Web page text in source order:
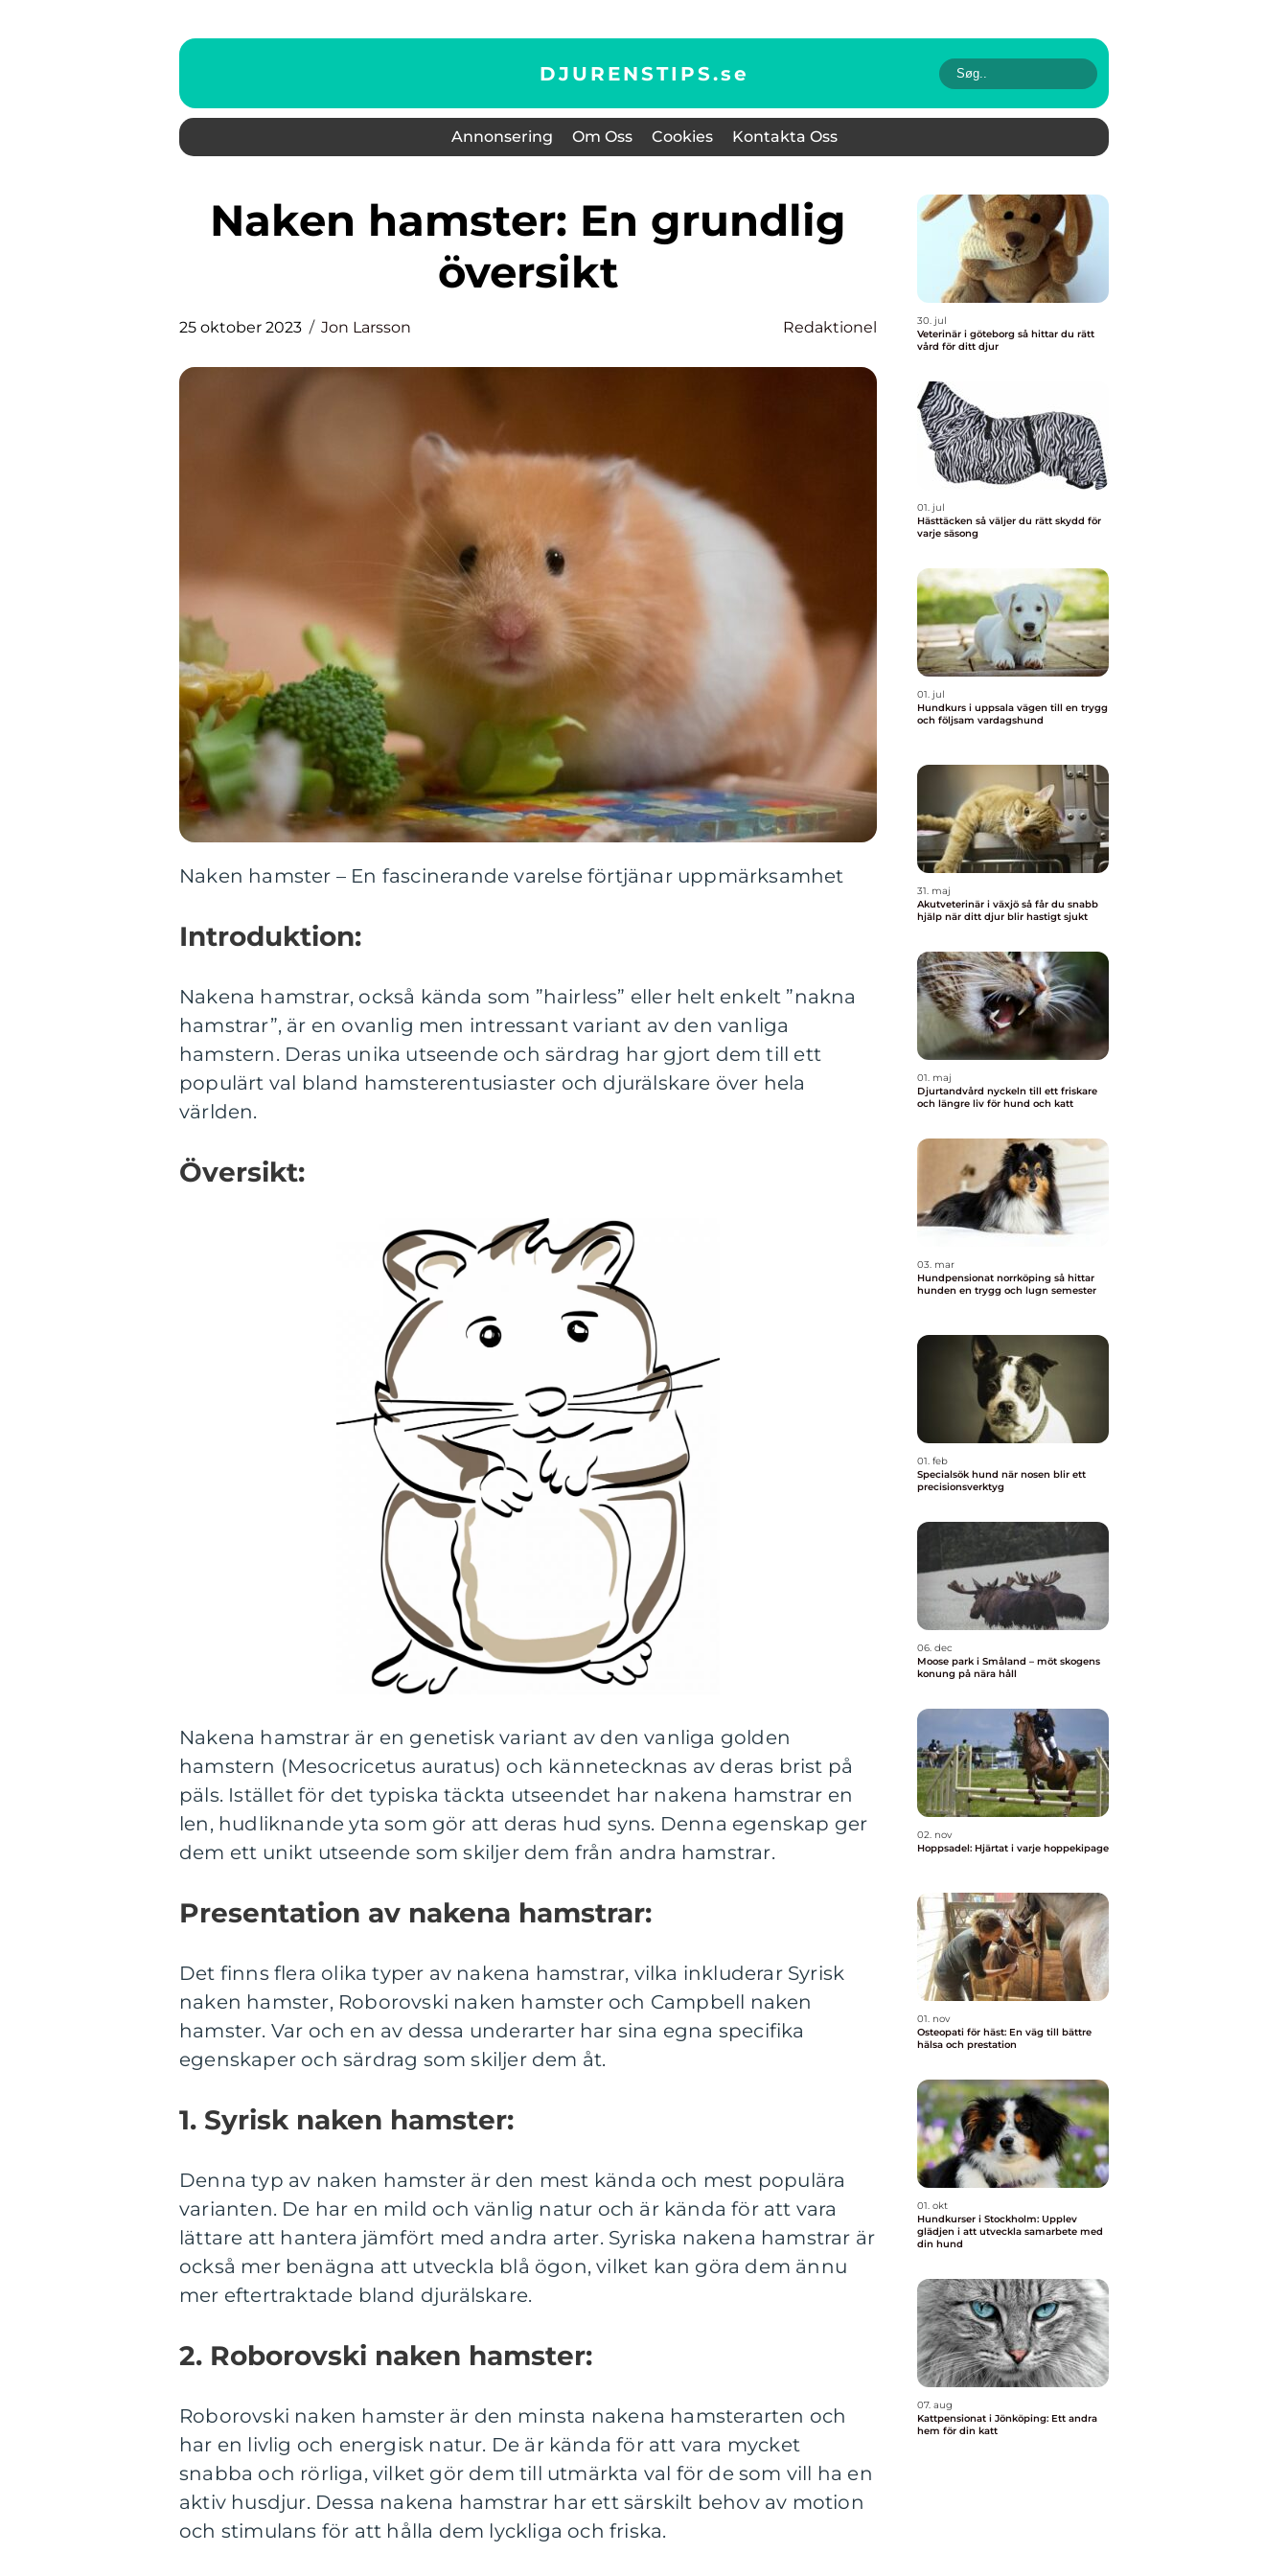
DJURENSTIPS.se
Annonsering Om Oss Cookies Kontakta Oss
Naken hamster: En grundlig
översikt
25 oktober 2023 Jon Larsson Redaktionel
Naken hamster – En fascinerande varelse förtjänar uppmärksamhet
Introduktion:
Nakena hamstrar, också kända som ”hairless” eller helt enkelt ”nakna
hamstrar”, är en ovanlig men intressant variant av den vanliga
hamstern. Deras unika utseende och särdrag har gjort dem till ett
populärt val bland hamsterentusiaster och djurälskare över hela
världen.
Översikt:
Nakena hamstrar är en genetisk variant av den vanliga golden
hamstern (Mesocricetus auratus) och kännetecknas av deras brist på
päls. Istället för det typiska täckta utseendet har nakena hamstrar en
len, hudliknande yta som gör att deras hud syns. Denna egenskap ger
dem ett unikt utseende som skiljer dem från andra hamstrar.
Presentation av nakena hamstrar:
Det finns flera olika typer av nakena hamstrar, vilka inkluderar Syrisk
naken hamster, Roborovski naken hamster och Campbell naken
hamster. Var och en av dessa underarter har sina egna specifika
egenskaper och särdrag som skiljer dem åt.
1. Syrisk naken hamster:
Denna typ av naken hamster är den mest kända och mest populära
varianten. De har en mild och vänlig natur och är kända för att vara
lättare att hantera jämfört med andra arter. Syriska nakena hamstrar är
också mer benägna att utveckla blå ögon, vilket kan göra dem ännu
mer eftertraktade bland djurälskare.
2. Roborovski naken hamster:
Roborovski naken hamster är den minsta nakena hamsterarten och
har en livlig och energisk natur. De är kända för att vara mycket
snabba och rörliga, vilket gör dem till utmärkta val för de som vill ha en
aktiv husdjur. Dessa nakena hamstrar har ett särskilt behov av motion
och stimulans för att hålla dem lyckliga och friska.
30. jul
Veterinär i göteborg så hittar du rätt
vård för ditt djur
01. jul
Hästtäcken så väljer du rätt skydd för
varje säsong
01. jul
Hundkurs i uppsala vägen till en trygg
och följsam vardagshund
31. maj
Akutveterinär i växjö så får du snabb
hjälp när ditt djur blir hastigt sjukt
01. maj
Djurtandvård nyckeln till ett friskare
och längre liv för hund och katt
03. mar
Hundpensionat norrköping så hittar
hunden en trygg och lugn semester
01. feb
Specialsök hund när nosen blir ett
precisionsverktyg
06. dec
Moose park i Småland – möt skogens
konung på nära håll
02. nov
Hoppsadel: Hjärtat i varje hoppekipage
01. nov
Osteopati för häst: En väg till bättre
hälsa och prestation
01. okt
Hundkurser i Stockholm: Upplev
glädjen i att utveckla samarbete med
din hund
07. aug
Kattpensionat i Jönköping: Ett andra
hem för din katt